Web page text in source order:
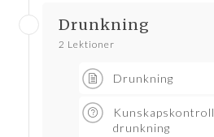
Drunkning
2 Lektioner
Drunkning
Kunskapskontroll
drunkning